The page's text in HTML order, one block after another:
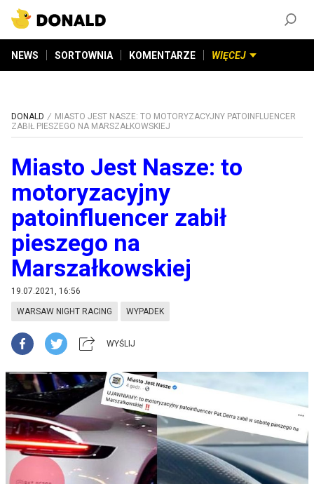
NEWS SORTOWNIA KOMENTARZE WIĘCEJ
DONALD
MIASTO JEST NASZE: TO MOTORYZACYJNY PATOINFLUENCER
ZABIŁ PIESZEGO NA MARSZAŁKOWSKIEJ
Miasto Jest Nasze: to
motoryzacyjny
patoinfluencer zabił
pieszego na
Marszałkowskiej
19.07.2021, 16:56
WARSAW NIGHT RACING WYPADEK
WYŚLIJ